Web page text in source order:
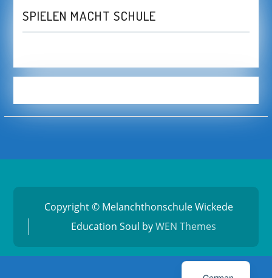
SPIELEN MACHT SCHULE
Copyright © Melanchthonschule Wickede
Education Soul byWEN Themes